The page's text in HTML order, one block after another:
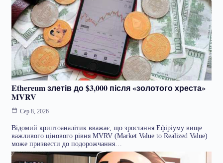
Ethereum злетів до $3,000 після «золотого хреста»
MVRV
Сер 8, 2026
Відомий криптоаналітик вважає, що зростання Ефіріуму вище
важливого цінового рівня MVRV (Market Value to Realized Value)
може призвести до подорожчання…